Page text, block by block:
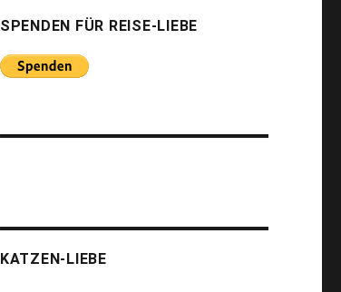
SPENDEN FÜR REISE-LIEBE
KATZEN-LIEBE